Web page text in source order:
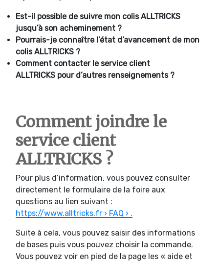
Est-il possible de suivre mon colis ALLTRICKS
jusqu’à son acheminement ?
Pourrais-je connaître l’état d’avancement de mon
colis ALLTRICKS ?
Comment contacter le service client
ALLTRICKS pour d’autres renseignements ?
Comment joindre le
service client
ALLTRICKS ?
Pour plus d’information, vous pouvez consulter
directement le formulaire de la foire aux
questions au lien suivant :
https://www.alltricks.fr › FAQ › .
Suite à cela, vous pouvez saisir des informations
de bases puis vous pouvez choisir la commande.
Vous pouvez voir en pied de la page les « aide et